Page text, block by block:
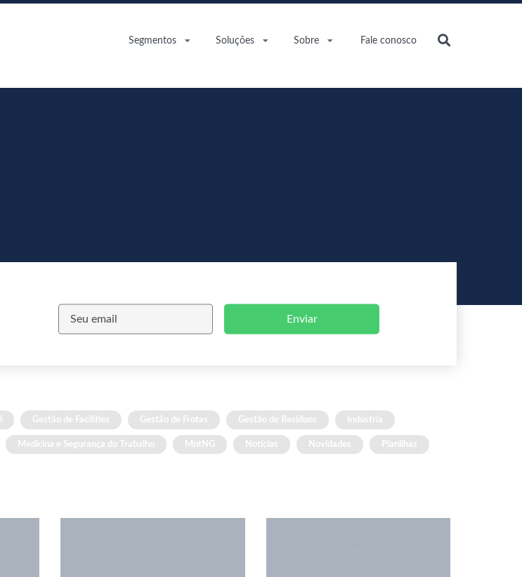
Segmentos Soluções Sobre Fale conosco
Enviar
Gestão de Facilities Gestão de Frotas Gestão de Resíduos Indústria
Medicina e Segurança do Trabalho MntNG Notícias Novidades Planilhas